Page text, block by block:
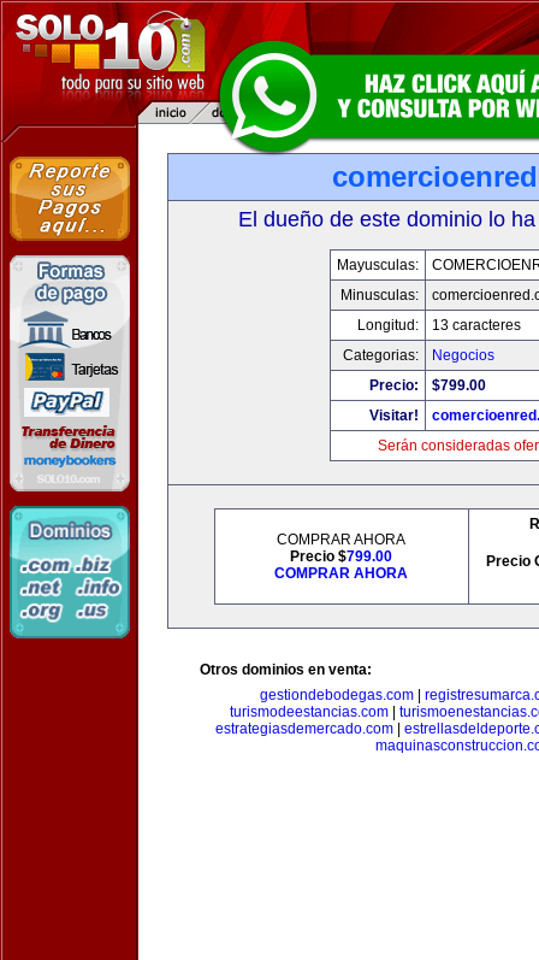
El dueño de este dominio lo
Mayusculas:
Minusculas:
Longitud:
13 caracteres
Categorias:
Negocios
Precio:
$799.00
Visitar!
Serán consideradas
COMPRAR AHORA
Precio $799.00
COMPRAR AHORA
Precio
Otros dominios en venta:
gestiondebodegas.com|
turismodeestancias.com
estrategiasdemercado.com|